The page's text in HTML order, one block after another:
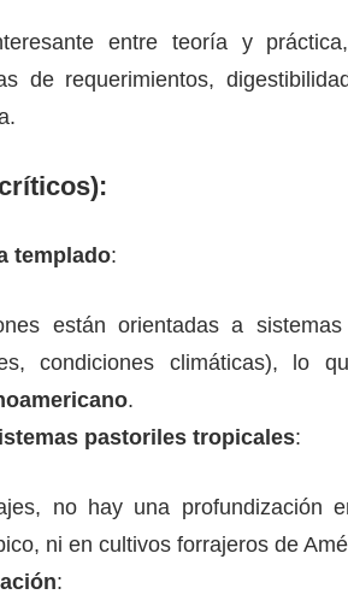
entre teoría y
de requerimientos,
templado:
están orientadas a
condiciones climáticas), lo
.
pastoriles tropicales:
no hay una profundización
ni en cultivos forrajeros de
: